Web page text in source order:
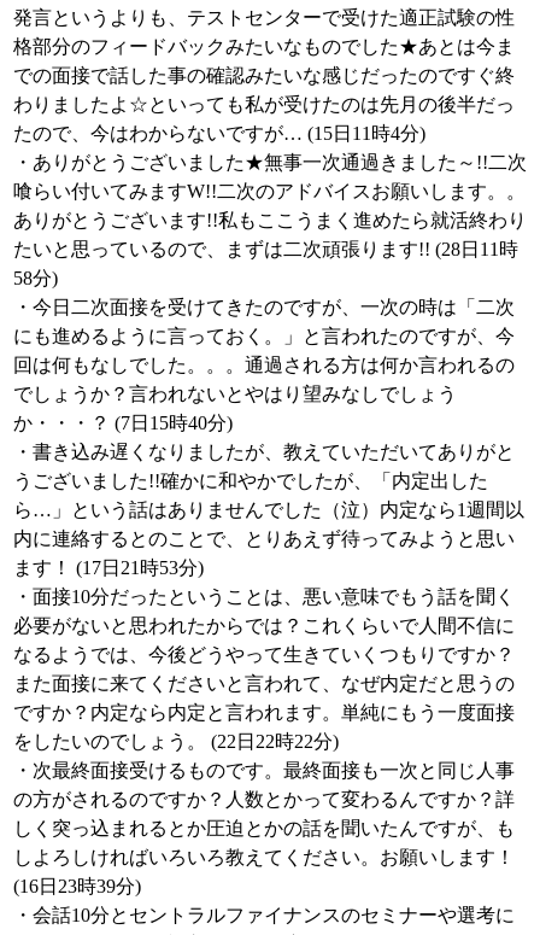
発言というよりも、テストセンターで受けた適正試験の性
格部分のフィードバックみたいなものでした★あとは今ま
での面接で話した事の確認みたいな感じだったのですぐ終
わりましたよ☆といっても私が受けたのは先月の後半だっ
たので、今はわからないですが… (15日11時4分)
・ありがとうございました★無事一次通過きました～!!二次
喰らい付いてみますW!!二次のアドバイスお願いします。。
ありがとうございます!!私もここうまく進めたら就活終わり
たいと思っているので、まずは二次頑張ります!! (28日11時
58分)
・今日二次面接を受けてきたのですが、一次の時は「二次
にも進めるように言っておく。」と言われたのですが、今
回は何もなしでした。。。通過される方は何か言われるの
でしょうか？言われないとやはり望みなしでしょう
か・・・？ (7日15時40分)
・書き込み遅くなりましたが、教えていただいてありがと
うございました!!確かに和やかでしたが、「内定出した
ら…」という話はありませんでした（泣）内定なら1週間以
内に連絡するとのことで、とりあえず待ってみようと思い
ます！ (17日21時53分)
・面接10分だったということは、悪い意味でもう話を聞く
必要がないと思われたからでは？これくらいで人間不信に
なるようでは、今後どうやって生きていくつもりですか？
また面接に来てくださいと言われて、なぜ内定だと思うの
ですか？内定なら内定と言われます。単純にもう一度面接
をしたいのでしょう。 (22日22時22分)
・次最終面接受けるものです。最終面接も一次と同じ人事
の方がされるのですか？人数とかって変わるんですか？詳
しく突っ込まれるとか圧迫とかの話を聞いたんですが、も
しよろしければいろいろ教えてください。お願いします！
(16日23時39分)
・会話10分とセントラルファイナンスのセミナーや選考に